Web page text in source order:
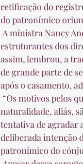
retificação do
do patronímico
estruturantes dos
assim, lembrou, a
de grande parte de
após o casamento,
naturalidade, aliás,
tentativa de agradar
deliberada intenção
patronímico do